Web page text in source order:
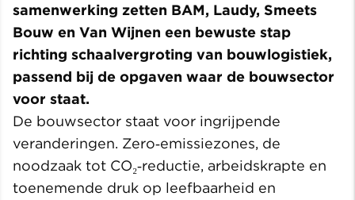
samenwerking zetten BAM, Laudy, Smeets
Bouw en Van Wijnen een bewuste stap
richting schaalvergroting van bouwlogistiek,
passend bij de opgaven waar de bouwsector
voor staat.
De bouwsector staat voor ingrijpende
veranderingen. Zero‑emissiezones, de
noodzaak tot CO₂‑reductie, arbeidskrapte en
toenemende druk op leefbaarheid en